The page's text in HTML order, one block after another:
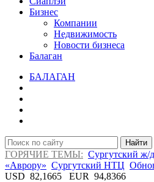
Бизнес
Компании
Недвижимость
Новости бизнеса
Балаган
БАЛАГАН
Найти
ГОРЯЧИЕ ТЕМЫ: Сургутский ж/
«Аврору» Сургутский НТЦ
USD 82,1665 EUR 94,8366